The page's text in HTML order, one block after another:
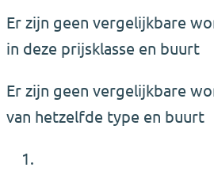
Er zijn geen vergelijkbare
in deze prijsklasse en buurt
Er zijn geen vergelijkbare
van hetzelfde type en buurt